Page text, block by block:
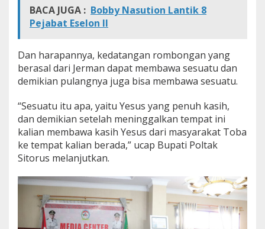
t
R
e
s
c
h
e
B
o
n
e
J
e
r
m
BACA JUGA : Bobby Nasution Lantik 8
Pejabat Eselon II
Dan harapannya, kedatangan rombongan yang
berasal dari Jerman dapat membawa sesuatu dan
demikian pulangnya juga bisa membawa sesuatu.
“Sesuatu itu apa, yaitu Yesus yang penuh kasih,
dan demikian setelah meninggalkan tempat ini
kalian membawa kasih Yesus dari masyarakat Toba
ke tempat kalian berada,” ucap Bupati Poltak
Sitorus melanjutkan.